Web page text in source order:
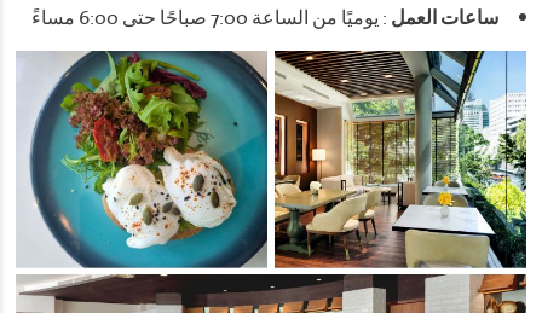
ساعات العمل: يوميًا من الساعة 7:00 صباحًا حتى 6:00 مساءً